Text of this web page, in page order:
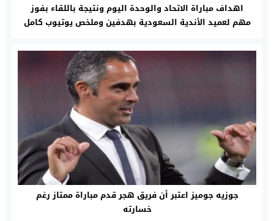
اهداف مباراة الاتحاد والوحدة اليوم ونتيجة باللقاء بفوز
مهم لعميد الأندية السعودية بهدفين وملخص يوتيوب كامل
جوزيه جوميز اعتبر أن فريق هجر قدم مباراة ممتاز رغم
خسارته